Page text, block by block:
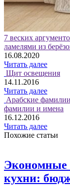
7 веских
ламелями из
16.08.2020
Читать далее
Щит освещения
14.11.2016
Читать далее
Арабские
фамилии и имена
16.12.2016
Читать далее
Похожие статьи
Экономные
кухни: